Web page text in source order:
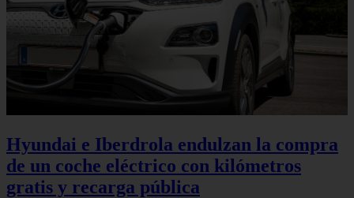
Hyundai e Iberdrola endulzan la compra
de un coche eléctrico con kilómetros
gratis y recarga pública